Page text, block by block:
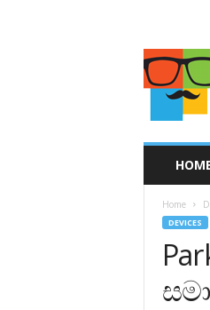
Home
DEVICES